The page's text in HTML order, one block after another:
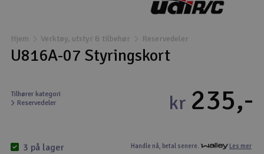
Droner
Fly
Helikopter
Hjem Verktøy, utstyr & tilbehør Reservedeler
U816A-07 Styringskort
Tilhører kategori
Reservedeler
Handle nå, betal senere. Les mer
kr 235,-
3 på lager